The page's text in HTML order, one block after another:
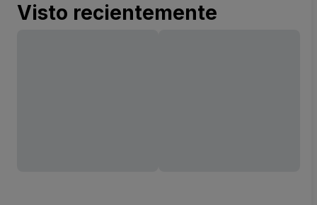
Visto recientemente